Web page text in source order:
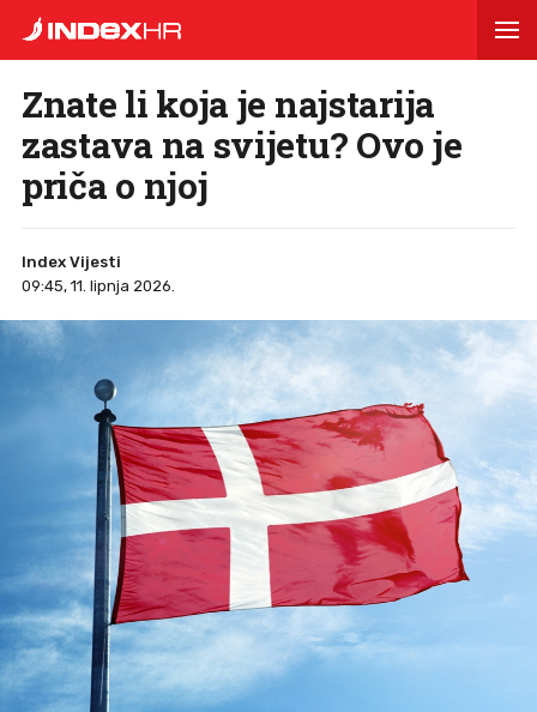
Znate li koja je najstarija
zastava na svijetu? Ovo je
priča o njoj
Index Vijesti
09:45, 11. lipnja 2026.